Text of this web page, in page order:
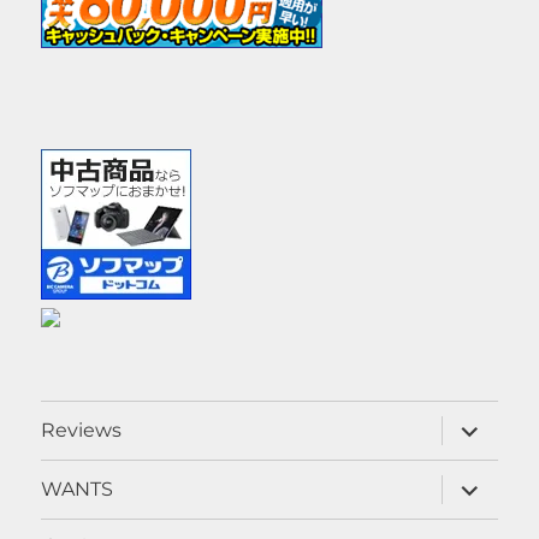
Reviews
サ
ブ
メ
ニ
ュ
ー
WANTS
サ
ブ
メ